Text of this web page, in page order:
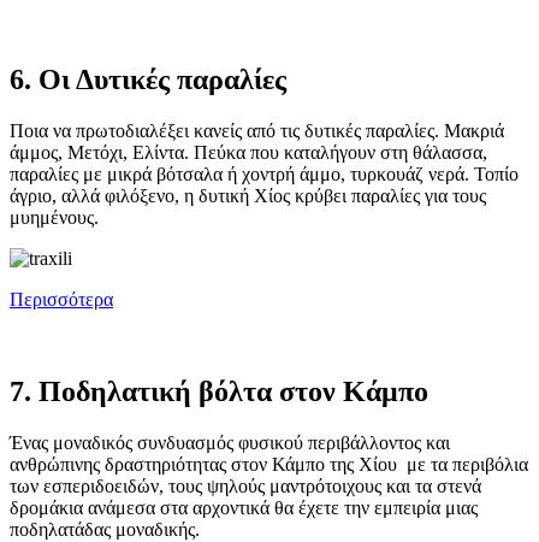
6. Οι Δυτικές παραλίες
Ποια να πρωτοδιαλέξει κανείς από τις δυτικές παραλίες. Μακριά
άμμος, Μετόχι, Ελίντα. Πεύκα που καταλήγουν στη θάλασσα,
παραλίες με μικρά βότσαλα ή χοντρή άμμο, τυρκουάζ νερά. Τοπίο
άγριο, αλλά φιλόξενο, η δυτική Χίος κρύβει παραλίες για τους
μυημένους.
Περισσότερα
7. Ποδηλατική βόλτα στον Κάμπο
Ένας μοναδικός συνδυασμός φυσικού περιβάλλοντος και
ανθρώπινης δραστηριότητας στον Κάμπο της Χίου με τα περιβόλια
των εσπεριδοειδών, τους ψηλούς μαντρότοιχους και τα στενά
δρομάκια ανάμεσα στα αρχοντικά θα έχετε την εμπειρία μιας
ποδηλατάδας μοναδικής.